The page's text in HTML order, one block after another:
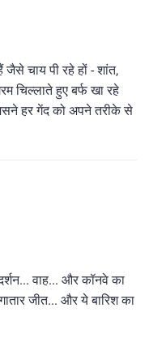
चाय पी रहे हों - शांत,
चिल्लाते हुए बर्फ खा रहे
हर गेंद को अपने तरीके से
वाह... और कॉनवे का
जीत... और ये बारिश का